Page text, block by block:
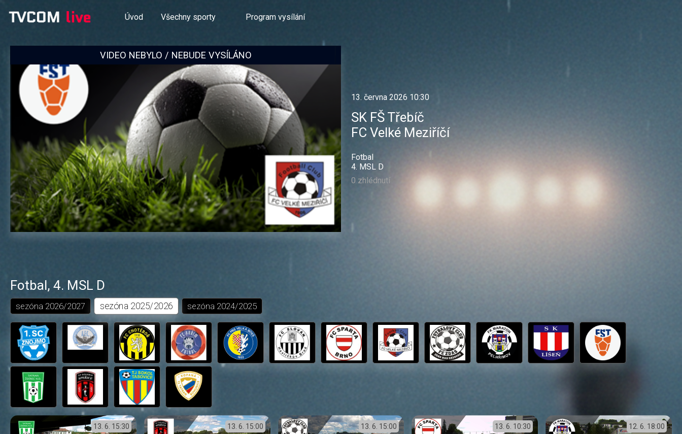
Úvod Všechny sporty Program vysílání
VIDEO NEBYLO / NEBUDE VYSÍLÁNO
13. června 2026 10:30
SK FŠ Třebíč
FC Velké Meziříčí
Fotbal
4. MSL D
0 zhlédnutí
Fotbal, 4. MSL D
sezóna 2026/2027 sezóna 2025/2026 sezóna 2024/2025
13. 6. 15:30 13. 6. 15:00 13. 6. 15:00 13. 6. 10:30 12. 6. 18:00